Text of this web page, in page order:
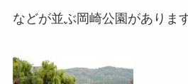
などが並ぶ岡崎公園があります